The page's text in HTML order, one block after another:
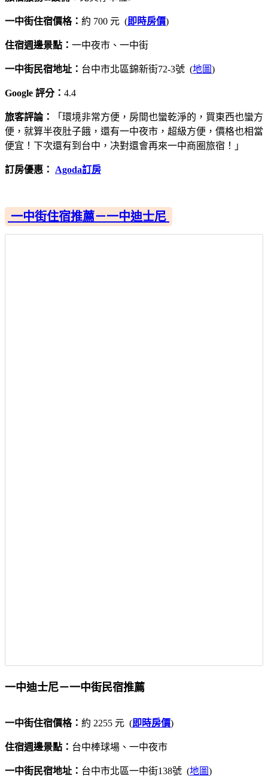
一中街住宿價格： 約 700 元 (即時房價)
住宿週邊景點： 一中夜市、一中街
一中街民宿地址： 台中市北區錦新街72-3號 (地圖)
Google 評分： 4.4
旅客評論：
「環境非常方便，房間也蠻乾淨的，買東西也蠻方
便，就算半夜肚子餓，還有一中夜市，超級方便，價格也相當
便宜！下次還有到台中，决對還會再來一中商圈旅宿！」
訂房優惠： Agoda訂房
一中街住宿推薦－一中迪士尼
一中迪士尼－一中街民宿推薦
一中街住宿價格： 約 2255 元 (即時房價)
住宿週邊景點： 台中棒球場、一中夜市
一中街民宿地址： 台中市北區一中街138號 (地圖)